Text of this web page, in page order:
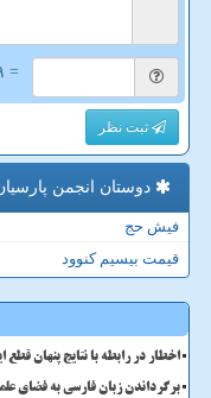
= ۹ بعلاوه ۵
ثبت نظر
دوستان انجمن
فیش حج
قیمت بیسیم کنوود
اخطار در رابطه با نتایج پنهان
برگرداندن زبان فارسی به فضای